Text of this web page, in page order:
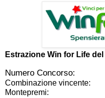
Estrazione Win for Life del
Numero Concorso:
Combinazione vincente:
Montepremi: